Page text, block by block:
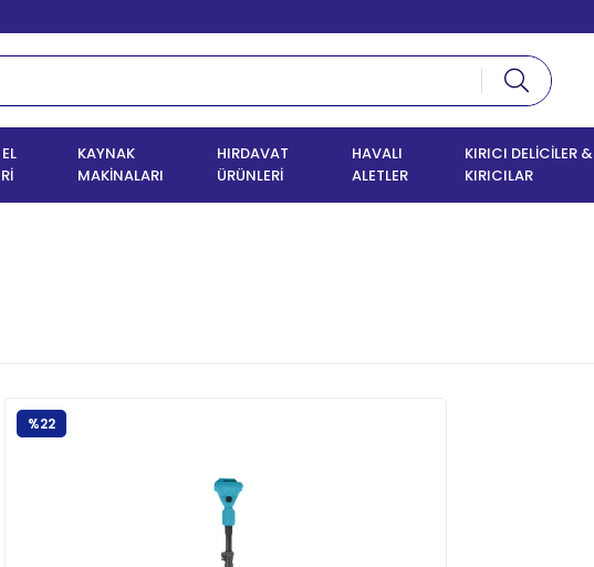
KAYNAK
MAKİNALARI
HIRDAVAT
ÜRÜNLERİ
HAVALI
ALETLER
KIRICI DELİCİLER &
KIRICILAR
%22